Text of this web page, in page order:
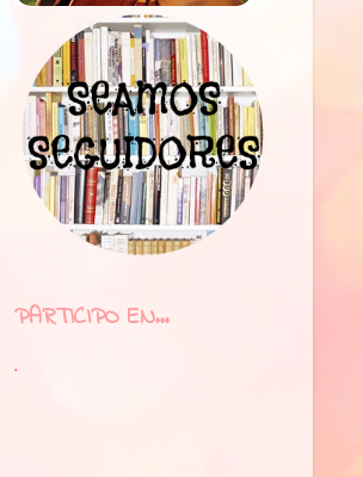
PARTICIPO EN...
.